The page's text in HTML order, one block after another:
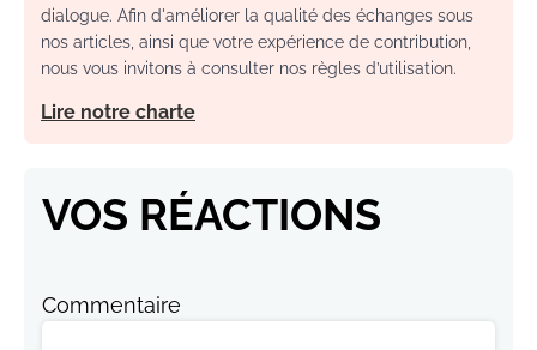
dialogue. Afin d'améliorer la qualité des échanges sous
nos articles, ainsi que votre expérience de contribution,
nous vous invitons à consulter nos règles d’utilisation.
Lire notre charte
VOS RÉACTIONS
Commentaire